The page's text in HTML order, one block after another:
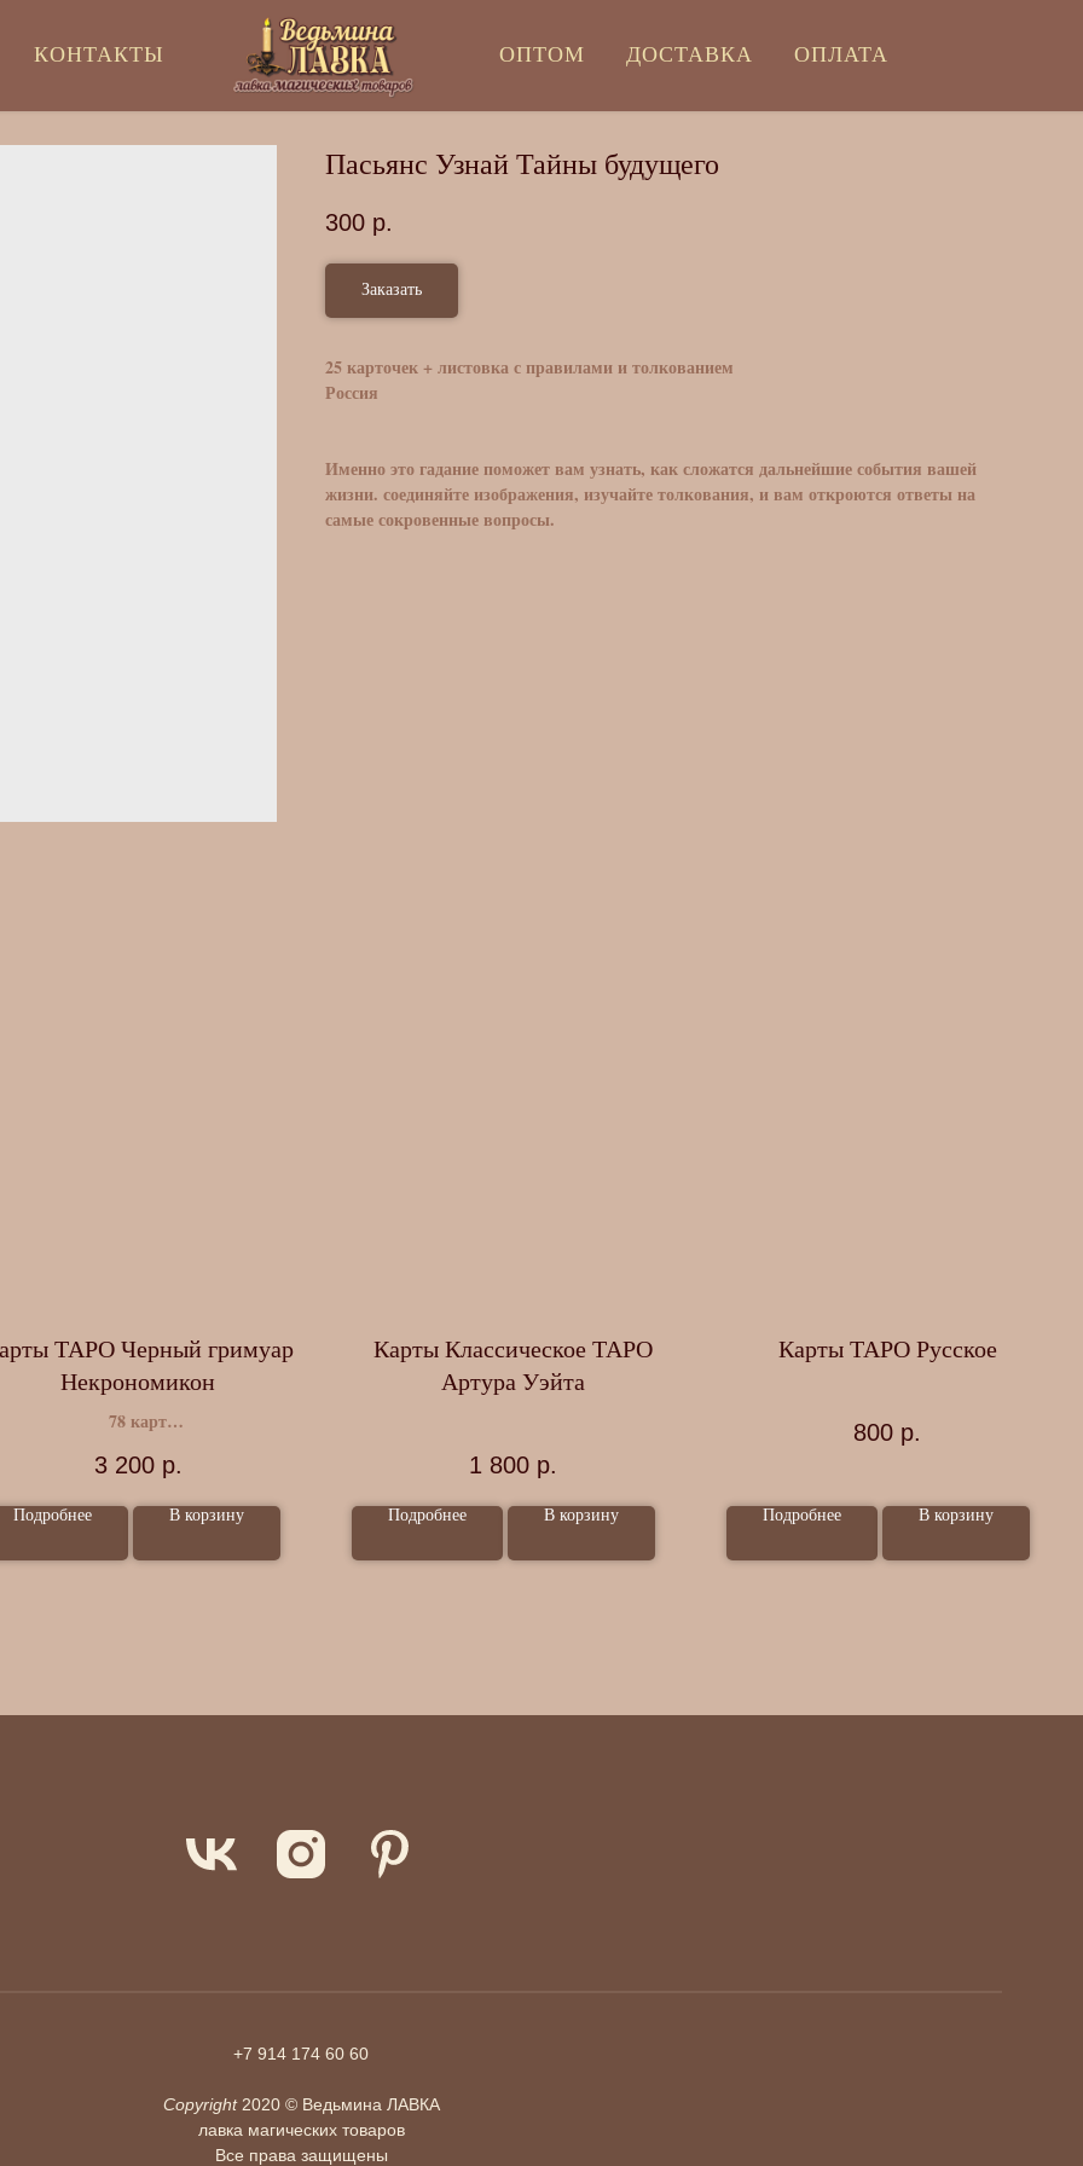
КОНТАКТЫ ОПТОМ ДОСТАВКА ОПЛАТА
Пасьянс Узнай Тайны будущего
300 р.
Заказать
25 карточек + листовка с правилами и толкованием
Россия
Именно это гадание поможет вам узнать, как сложатся дальнейшие события вашей
жизни. соединяйте изображения, изучайте толкования, и вам откроются ответы на
самые сокровенные вопросы.
ТАРО Черный гримуар
Некрономикон
78 карт
3 200 р.
Подробнее В корзину
Карты Классическое ТАРО
Артура Уэйта
1 800 р.
Подробнее В корзину
Карты ТАРО Русское
800 р.
Подробнее В корзину
+7 914 174 60 60
Copyright2020 © Ведьмина ЛАВКА
лавка магических товаров
Все права защищены